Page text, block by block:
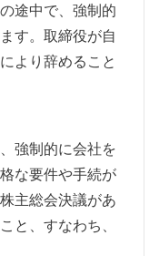
途中で、強制的
す。取締役が自
より辞めること
強制的に会社を
な要件や手続が
主総会決議があ
と、すなわち、